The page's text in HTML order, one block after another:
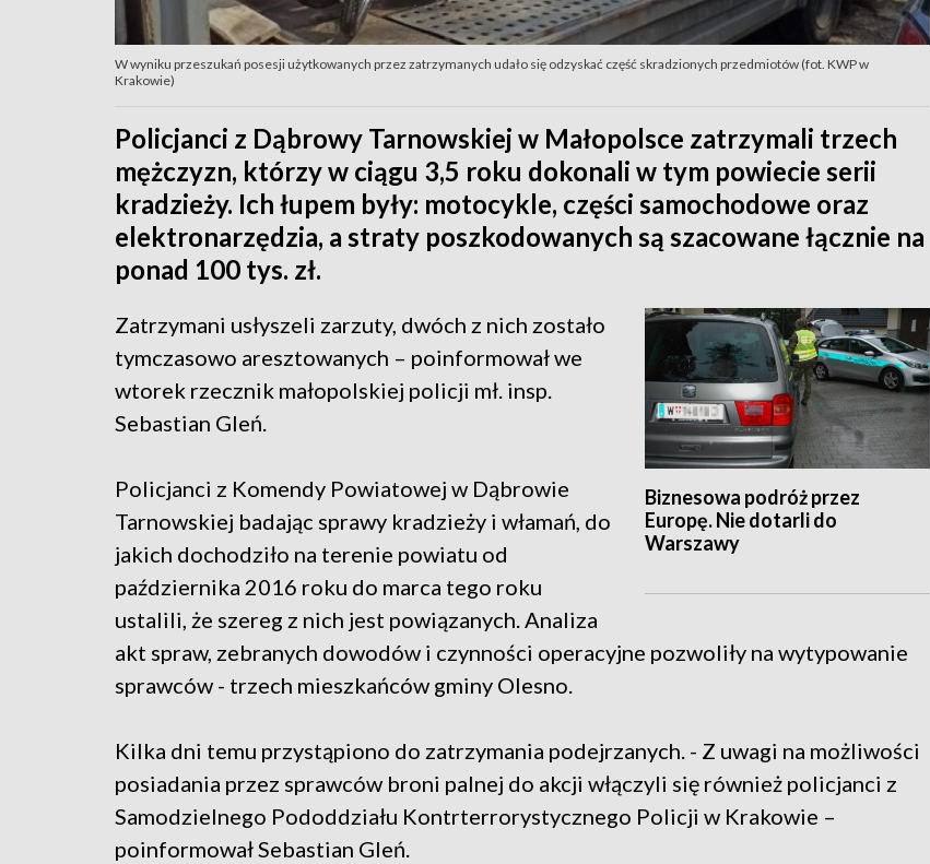
W wyniku przeszukań posesji użytkowanych przez zatrzymanych udało się odzyskać część skradzionych przedmiotów (fot. KWP w
Krakowie)
Policjanci z Dąbrowy Tarnowskiej w Małopolsce zatrzymali trzech
mężczyzn, którzy w ciągu 3,5 roku dokonali w tym powiecie serii
kradzieży. Ich łupem były: motocykle, części samochodowe oraz
elektronarzędzia, a straty poszkodowanych są szacowane łącznie na
ponad 100 tys. zł.
Biznesowa podróż przez
Europę. Nie dotarli do
Warszawy
Zatrzymani usłyszeli zarzuty, dwóch z nich zostało
tymczasowo aresztowanych – poinformował we
wtorek rzecznik małopolskiej policji mł. insp.
Sebastian Gleń.
Policjanci z Komendy Powiatowej w Dąbrowie
Tarnowskiej badając sprawy kradzieży i włamań, do
jakich dochodziło na terenie powiatu od
października 2016 roku do marca tego roku
ustalili, że szereg z nich jest powiązanych. Analiza
akt spraw, zebranych dowodów i czynności operacyjne pozwoliły na wytypowanie
sprawców - trzech mieszkańców gminy Olesno.
Kilka dni temu przystąpiono do zatrzymania podejrzanych. - Z uwagi na możliwości
posiadania przez sprawców broni palnej do akcji włączyli się również policjanci z
Samodzielnego Pododdziału Kontrterrorystycznego Policji w Krakowie –
poinformował Sebastian Gleń.